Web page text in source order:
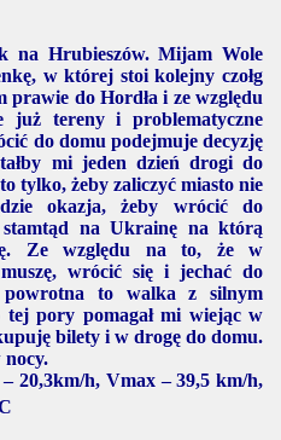
Mijam Wole
w której stoi kolejny czołg
do Hordła i ze względu
już tereny i problematyczne
do domu podejmuje decyzję
mi jeden dzień drogi do
tylko, żeby zaliczyć miasto nie
okazja, żeby wrócić do
na Ukrainę na którą
Ze względu na to, że w
wrócić się i jechać do
powrotna to walka z silnym
pory pomagał mi wiejąc w
bilety i w drogę do domu.
nocy.
– 20,3km/h, Vmax –39,5 km/h,